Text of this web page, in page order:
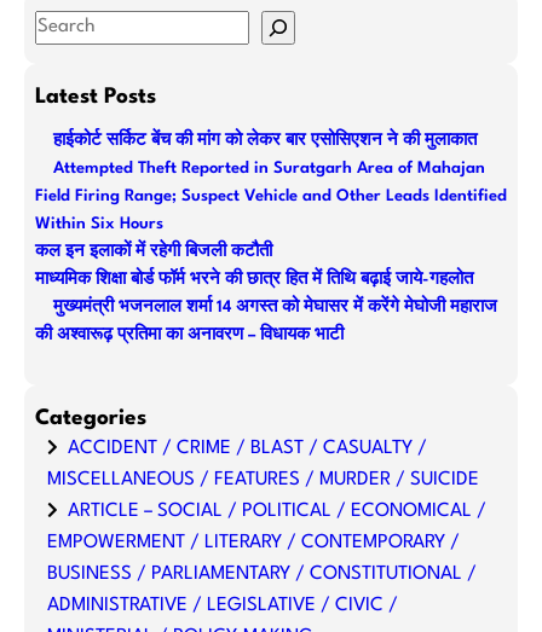
S
aLatest Posts
हाईकोर्ट सर्किट बेंच की मांग को लेकर बार एसोसिएशन ने की मुलाकात
Attempted Theft Reported in Suratgarh Area of Mahajan
Field Firing Range; Suspect Vehicle and Other Leads Identified
Within Six Hours
कल इन इलाकों में रहेगी बिजली कटौती
माध्यमिक शिक्षा बोर्ड फॉर्म भरने की छात्र हित में तिथि बढ़ाई जाये-गहलोत
मुख्यमंत्री भजनलाल शर्मा 14 अगस्त को मेघासर में करेंगे मेघोजी महाराज
की अश्वारूढ़ प्रतिमा का अनावरण – विधायक भाटी
Categories
ACCIDENT / CRIME / BLAST / CASUALTY /
MISCELLANEOUS / FEATURES / MURDER / SUICIDE
ARTICLE – SOCIAL / POLITICAL / ECONOMICAL /
EMPOWERMENT / LITERARY / CONTEMPORARY /
BUSINESS / PARLIAMENTARY / CONSTITUTIONAL /
ADMINISTRATIVE / LEGISLATIVE / CIVIC /